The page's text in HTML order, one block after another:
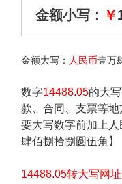
金额小写： ￥
金额大写： 人民币壹万
数字14488.05的大
款、合同、支票等地
要大写数字前加上
肆佰捌拾捌圆伍角】
14488.05转大写网